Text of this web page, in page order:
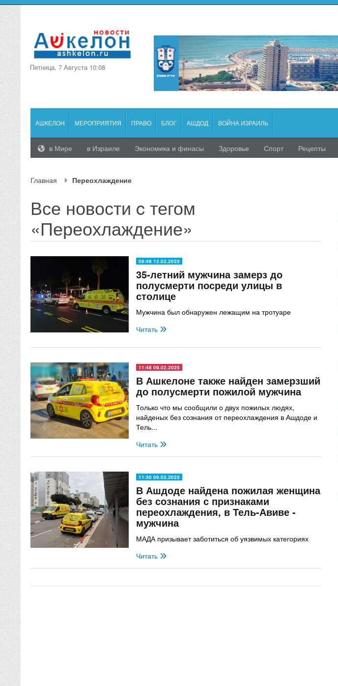
Пятница, 7 Августа 10:08
АШКЕЛОН МЕРОПРИЯТИЯ ПРАВО БЛОГ АШДОД ВОЙНА ИЗРАИЛЬ
в Мире в Израиле Экономика и финасы Здоровье Спорт Рецепты
Главная Переохлаждение
Все новости c тегом
«Переохлаждение»
08:48 12.02.2025
35-летний мужчина замерз до
полусмерти посреди улицы в
столице
Мужчина был обнаружен лежащим на тротуаре
Читать
11:48 09.02.2025
В Ашкелоне также найден замерзший
до полусмерти пожилой мужчина
Только что мы сообщили о двух пожилых людях,
найденых без сознания от переохлаждения в Ашдоде и
Тель...
Читать
11:30 09.02.2025
В Ашдоде найдена пожилая женщина
без сознания с признаками
переохлаждения, в Тель-Авиве -
мужчина
МАДА призывает заботиться об уязвимых категориях
Читать